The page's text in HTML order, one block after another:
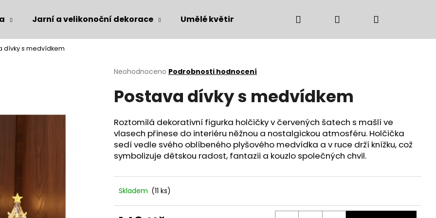
Jarní a velikonoční dekorace Umělé květiny Bytové doplňky Podzimní
Přihlášení
dívky s medvídkem
Průměrné
produktu
je
z
5
hvězdiček.
Neohodnoceno Podrobnosti hodnocení
Postava dívky s medvídkem
Roztomilá dekorativní figurka holčičky v červených šatech s mašlí ve
vlasech přinese do interiéru něžnou a nostalgickou atmosféru. Holčička
sedí vedle svého oblíbeného plyšového medvídka a v ruce drží knížku, což
symbolizuje dětskou radost, fantazii a kouzlo společných chvil.
Skladem (11 ks)
Co potřebujete najít?
HLEDAT